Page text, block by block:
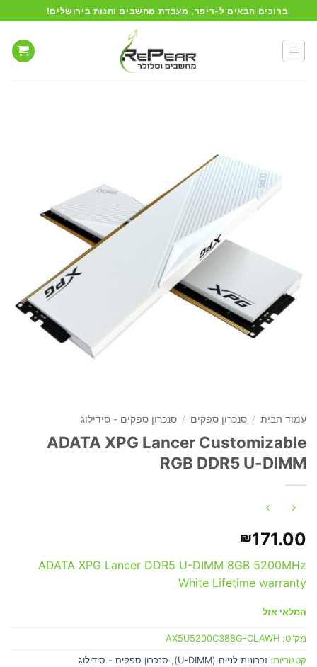
to
content
ברוכים הבאים ל-ריפר, מעבדת מחשבים וחנות בירושלים!
עמוד הבית / סנכרון ספקים / סנכרון ספקים - סידילוג
ADATA XPG Lancer Customizable
RGB DDR5 U-DIMM
₪171.00
ADATA XPG Lancer DDR5 U-DIMM 8GB 5200MHz
White Lifetime warranty
המלאי אזל
מק"ט: AX5U5200C388G-CLAWH
קטגוריות: זכרונות לנייח (U-DIMM) , סנכרון ספקים - סידילוג